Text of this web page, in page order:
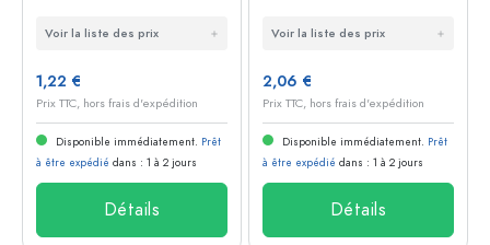
Voir la liste des prix
1,22 €
Prix TTC, hors frais d'expédition
Disponible immédiatement. Prêt
à être expédié dans : 1 à 2 jours
Détails
arrondis
Voir la liste des prix
2,06 €
Prix TTC, hors frais d'expédition
Disponible immédiatement. Prêt
à être expédié dans : 1 à 2 jours
Détails